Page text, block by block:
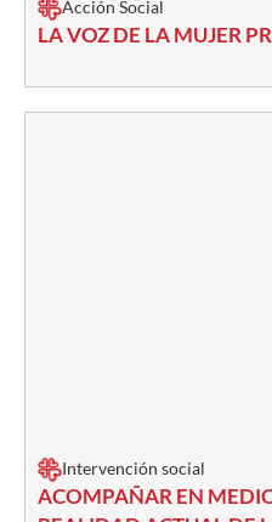
Acción Social
LA VOZ DE LA MUJER
Intervención social
ACOMPAÑAR EN